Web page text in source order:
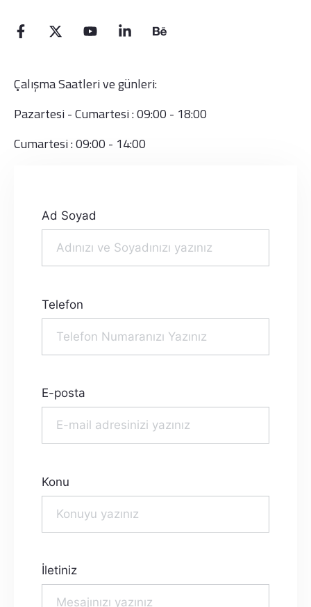
Çalışma Saatleri ve günleri:
Pazartesi - Cumartesi : 09:00 - 18:00
Cumartesi : 09:00 - 14:00
Ad Soyad
Telefon
E-posta
Konu
İletiniz